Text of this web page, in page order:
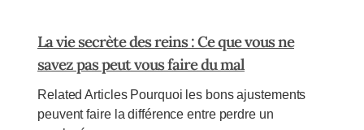
La vie secrète des reins : Ce que vous ne
savez pas peut vous faire du mal
Related Articles Pourquoi les bons ajustements
peuvent faire la différence entre perdre un